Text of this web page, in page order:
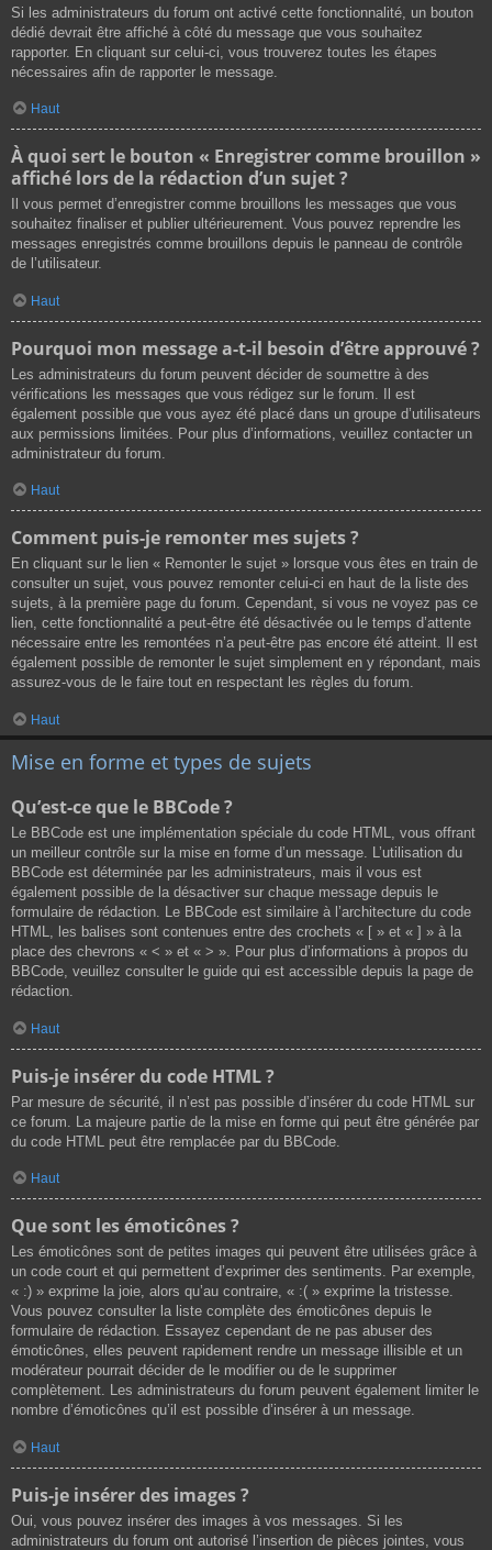
Si les administrateurs du forum ont activé cette fonctionnalité, un bouton
dédié devrait être affiché à côté du message que vous souhaitez
rapporter. En cliquant sur celui-ci, vous trouverez toutes les étapes
nécessaires afin de rapporter le message.
Haut
À quoi sert le bouton « Enregistrer comme brouillon »
affiché lors de la rédaction d’un sujet ?
Il vous permet d’enregistrer comme brouillons les messages que vous
souhaitez finaliser et publier ultérieurement. Vous pouvez reprendre les
messages enregistrés comme brouillons depuis le panneau de contrôle
de l’utilisateur.
Haut
Pourquoi mon message a-t-il besoin d’être approuvé ?
Les administrateurs du forum peuvent décider de soumettre à des
vérifications les messages que vous rédigez sur le forum. Il est
également possible que vous ayez été placé dans un groupe d’utilisateurs
aux permissions limitées. Pour plus d’informations, veuillez contacter un
administrateur du forum.
Haut
Comment puis-je remonter mes sujets ?
En cliquant sur le lien « Remonter le sujet » lorsque vous êtes en train de
consulter un sujet, vous pouvez remonter celui-ci en haut de la liste des
sujets, à la première page du forum. Cependant, si vous ne voyez pas ce
lien, cette fonctionnalité a peut-être été désactivée ou le temps d’attente
nécessaire entre les remontées n’a peut-être pas encore été atteint. Il est
également possible de remonter le sujet simplement en y répondant, mais
assurez-vous de le faire tout en respectant les règles du forum.
Haut
Mise en forme et types de sujets
Qu’est-ce que le BBCode ?
Le BBCode est une implémentation spéciale du code HTML, vous offrant
un meilleur contrôle sur la mise en forme d’un message. L’utilisation du
BBCode est déterminée par les administrateurs, mais il vous est
également possible de la désactiver sur chaque message depuis le
formulaire de rédaction. Le BBCode est similaire à l’architecture du code
HTML, les balises sont contenues entre des crochets « [ » et « ] » à la
place des chevrons « < » et « > ». Pour plus d’informations à propos du
BBCode, veuillez consulter le guide qui est accessible depuis la page de
rédaction.
Haut
Puis-je insérer du code HTML ?
Par mesure de sécurité, il n’est pas possible d’insérer du code HTML sur
ce forum. La majeure partie de la mise en forme qui peut être générée par
du code HTML peut être remplacée par du BBCode.
Haut
Que sont les émoticônes ?
Les émoticônes sont de petites images qui peuvent être utilisées grâce à
un code court et qui permettent d’exprimer des sentiments. Par exemple,
« :) » exprime la joie, alors qu’au contraire, « :( » exprime la tristesse.
Vous pouvez consulter la liste complète des émoticônes depuis le
formulaire de rédaction. Essayez cependant de ne pas abuser des
émoticônes, elles peuvent rapidement rendre un message illisible et un
modérateur pourrait décider de le modifier ou de le supprimer
complètement. Les administrateurs du forum peuvent également limiter le
nombre d’émoticônes qu’il est possible d’insérer à un message.
Haut
Puis-je insérer des images ?
Oui, vous pouvez insérer des images à vos messages. Si les
administrateurs du forum ont autorisé l’insertion de pièces jointes, vous